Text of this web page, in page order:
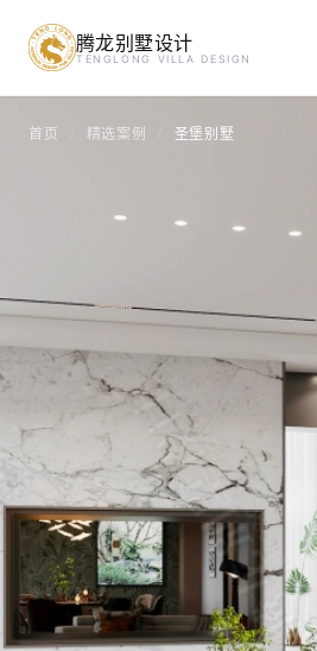
腾龙别墅设计
TENGLONG VILLA DESIGN
首页 精选案例 圣堡别墅
预约设计咨询
姓名*
立即预约
提交即视为您同意我们与您联系，信息仅用于